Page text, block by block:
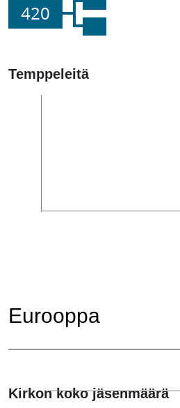
420
Temppeleitä
Eurooppa
Kirkon koko jäsenmäärä